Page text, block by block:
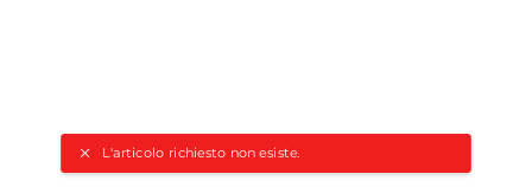
L'articolo richiesto non esiste.